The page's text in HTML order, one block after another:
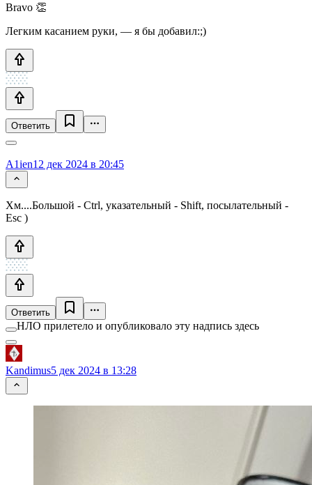
Bravo 👏
Легким касанием руки, — я бы добавил:;)
Ответить
A1ien12 дек 2024 в 20:45
Хм....Большой - Ctrl, указательный - Shift, посылательный -
Esc )
Ответить
НЛО прилетело и опубликовало эту надпись здесь
Kandimus5 дек 2024 в 13:28